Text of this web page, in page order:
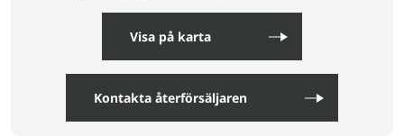
Visa på karta
Kontakta återförsäljaren